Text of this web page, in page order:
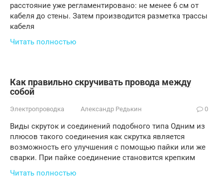
расстояние уже регламентировано: не менее 6 см от
кабеля до стены. Затем производится разметка трассы
кабеля
Читать полностью
Как правильно скручивать провода между
собой
Электропроводка Александр Редькин 0
Виды скруток и соединений подобного типа Одним из
плюсов такого соединения как скрутка является
возможность его улучшения с помощью пайки или же
сварки. При пайке соединение становится крепким
Читать полностью